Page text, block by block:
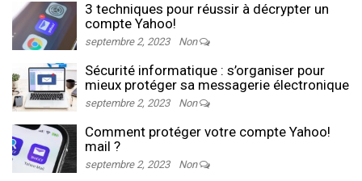
3 techniques pour réussir à décrypter un
compte Yahoo!
septembre 2, 2023 Non
Sécurité informatique : s’organiser pour
mieux protéger sa messagerie électronique
septembre 2, 2023 Non
Comment protéger votre compte Yahoo!
mail ?
septembre 2, 2023 Non